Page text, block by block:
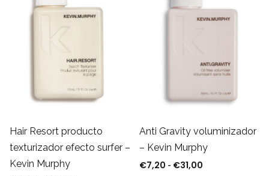
Hair Resort producto
texturizador efecto surfer –
Kevin Murphy
Anti Gravity voluminizador
– Kevin Murphy
€7,20 - €31,00